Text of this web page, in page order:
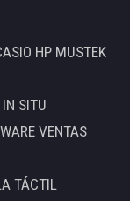
HP MUSTEK
SITU
VENTAS
TÁCTIL